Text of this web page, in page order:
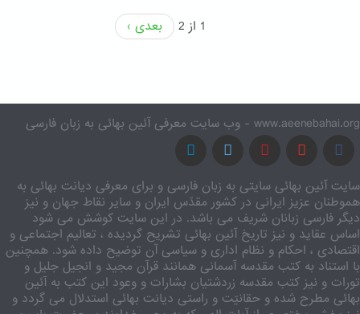
1 از 2
بعدی ›
www.aeenebahai.org - وب سایت معرفی آئین بهائی به زبان فارسی
سایت آئین بهائی سایتی به زبان فارسی و برای معرفی دیانت بهائی به
هموطنان عزیز ایرانی در کشور مقدّس ایران و سایر نقاط جهان و نیز
دیگر فارسی زبانان شریف می باشد. در این سایت کوشش می شود
اساس عقاید و نیز تاریخ آئین بهائی تشریح گردیده ، تعالیم اجتماعی و
اقتصادی ، احکام و نظام اداری و سیاسی آن توضیح داده شود. همچنین
با استناد به کتب مقدسه آسمانی همانند قرآن مجید و انجیل جلیل و
تورات و نیز کتب مقدسه زردشتیان بشارات و وعود این کتب به آئین
بهائی مطرح شده و حقانیّت و راستی دیانت بهائی استدلال می گردد و